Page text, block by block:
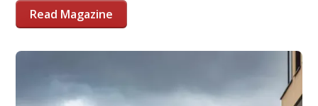
Read Magazine